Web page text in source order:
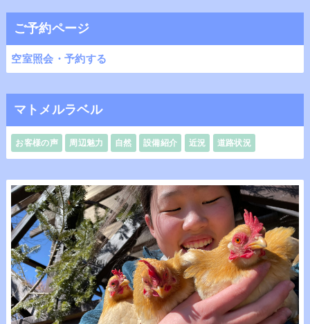
ご予約ページ
空室照会・予約する
マトメルラベル
お客様の声 周辺魅力 自然 設備紹介 近況 道路状況